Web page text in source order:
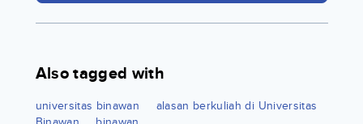
Also tagged with
universitas binawan
alasan berkuliah di Universitas